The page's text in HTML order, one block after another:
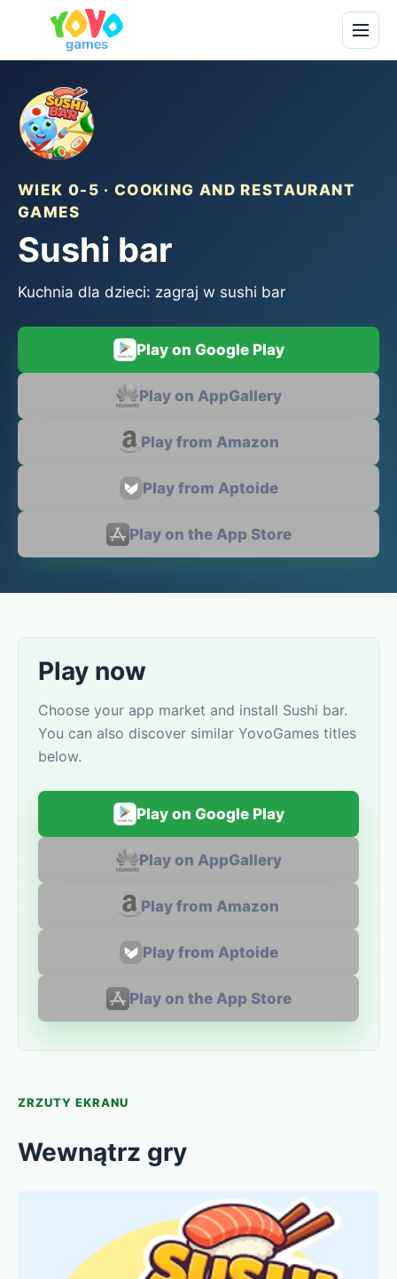
WIEK 0-5 · COOKING AND RESTAURANT
GAMES
Sushi bar
Kuchnia dla dzieci: zagraj w sushi bar
Play on Google Play
Play on AppGallery
Play from Amazon
Play from Aptoide
Play on the App Store
Play now
Choose your app market and install Sushi bar.
You can also discover similar YovoGames titles
below.
Play on Google Play
Play on AppGallery
Play from Amazon
Play from Aptoide
Play on the App Store
ZRZUTY EKRANU
Wewnątrz gry